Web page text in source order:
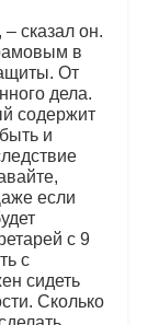
сказал он.
в
От
дела.
содержит
и
если
с 9
с
сидеть
Сколько